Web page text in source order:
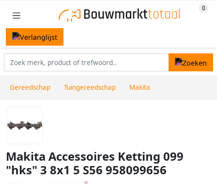
Gereedschap Tuingereedschap Makita
Makita Accessoires Ketting 099
"hks" 3 8x1 5 S56 958099656